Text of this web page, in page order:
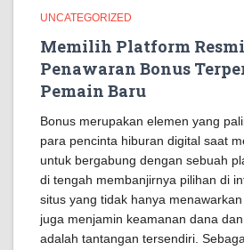
UNCATEGORIZED
Memilih Platform
Penawaran Bonus
Pemain Baru
Bonus merupakan elemen yang
para pencinta hiburan digital saat
untuk bergabung dengan sebuah
di tengah membanjirnya pilihan di
situs yang tidak hanya
juga menjamin keamanan dana
adalah tantangan tersendiri.